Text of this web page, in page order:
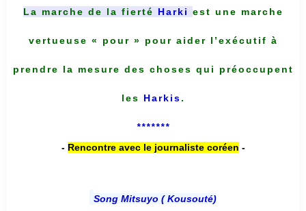
La marche de la fierté Harki est une marche
vertueuse « pour » pour aider l’exécutif à
prendre la mesure des choses qui préoccupent
les Harkis.
*******
- Rencontre avec le journaliste coréen -
Song Mitsuyo ( Kousouté)